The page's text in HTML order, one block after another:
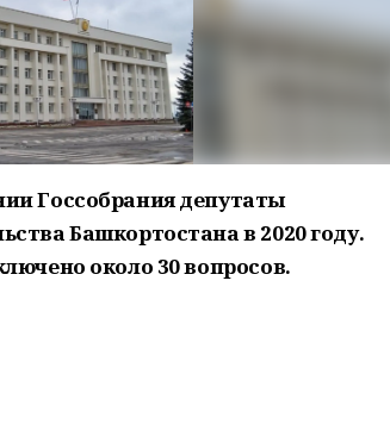
Госсобрания депутаты
Башкортостана в 2020 году.
около 30 вопросов.